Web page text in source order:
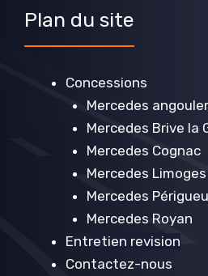
Plan du site
Concessions
Mercedes
Mercedes Brive la
Mercedes Cognac
Mercedes Limoges
Mercedes
Mercedes Royan
Entretien revision
Contactez-nous